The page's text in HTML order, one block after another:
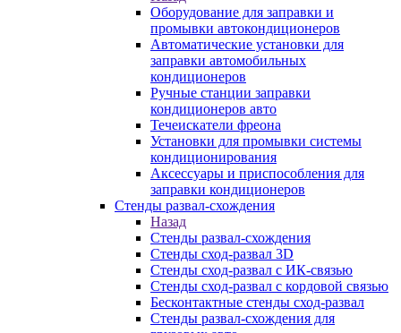
Оборудование для заправки и
промывки автокондиционеров
Автоматические установки для
заправки автомобильных
кондиционеров
Ручные станции заправки
кондиционеров авто
Течеискатели фреона
Установки для промывки системы
кондиционирования
Аксессуары и приспособления для
заправки кондиционеров
Стенды развал-схождения
Назад
Стенды развал-схождения
Стенды сход-развал 3D
Стенды сход-развал с ИК-связью
Стенды сход-развал с кордовой связью
Бесконтактные стенды сход-развал
Стенды развал-схождения для